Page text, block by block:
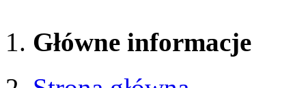
Główne informacje